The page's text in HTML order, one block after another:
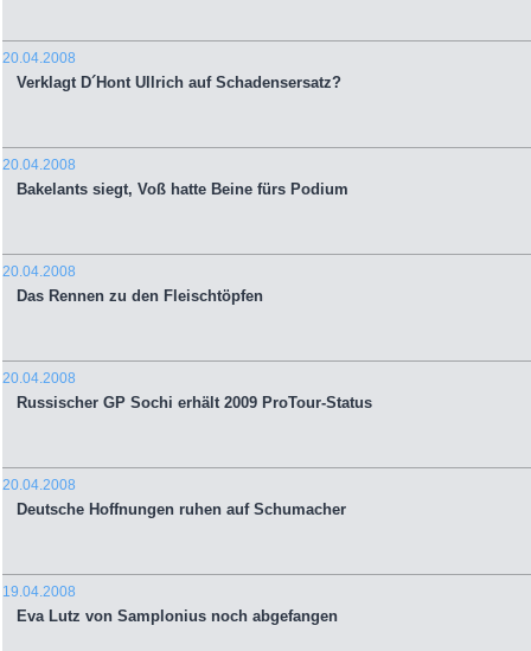
20.04.2008
Verklagt D´Hont Ullrich auf Schadensersatz?
20.04.2008
Bakelants siegt, Voß hatte Beine fürs Podium
20.04.2008
Das Rennen zu den Fleischtöpfen
20.04.2008
Russischer GP Sochi erhält 2009 ProTour-Status
20.04.2008
Deutsche Hoffnungen ruhen auf Schumacher
19.04.2008
Eva Lutz von Samplonius noch abgefangen